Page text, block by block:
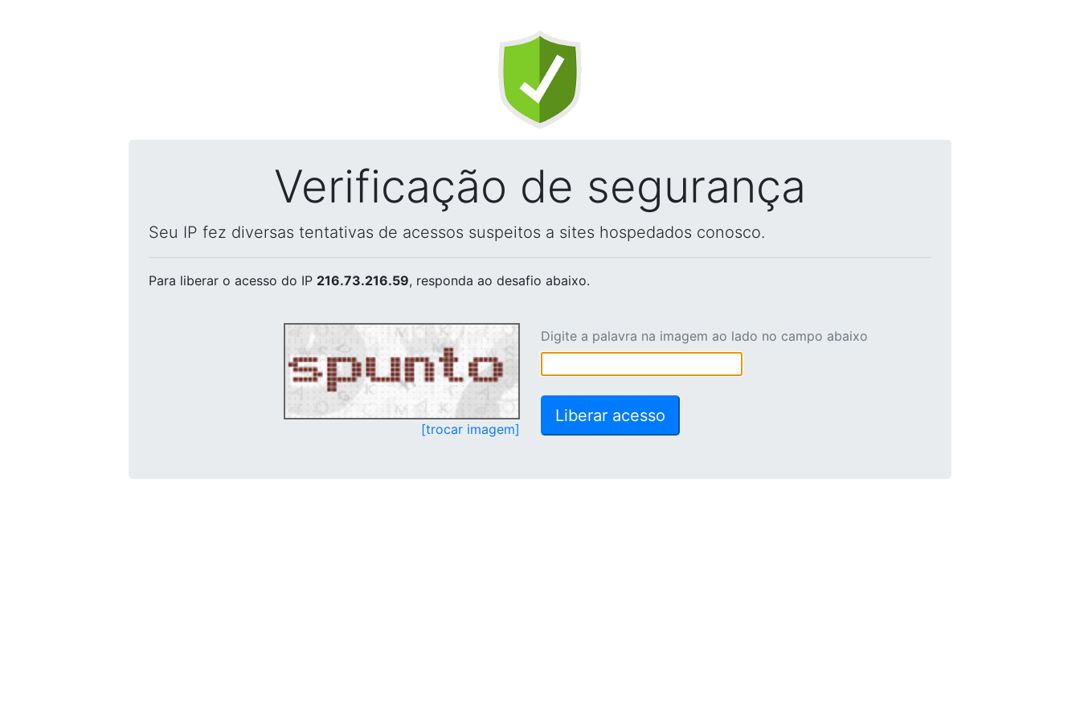
Verificação de segurança
Seu IP fez diversas tentativas de acessos suspeitos a sites hospedados conosco.
Para liberar o acesso do IP 216.73.216.59, responda ao desafio abaixo.
[trocar imagem]
Digite a palavra na imagem ao lado no campo abaixo